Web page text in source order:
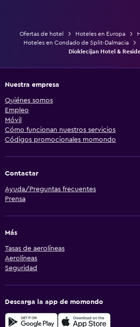
Ofertas de hotel Hoteles en Europa
Hoteles en Condado de Split-Dalmacia
Dioklecijan Hotel &
Nuestra empresa
Quiénes somos
Empleo
Móvil
Cómo funcionan nuestros servicios
Códigos promocionales momondo
Contactar
Ayuda/Preguntas frecuentes
Prensa
Más
Tasas de aerolíneas
Aerolíneas
Seguridad
Descarga la app de momondo